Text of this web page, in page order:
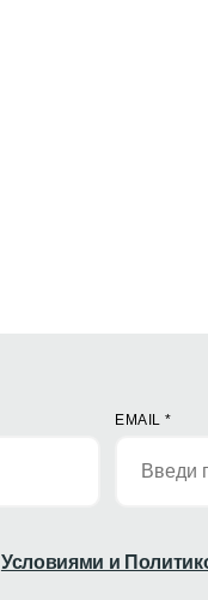
EMAIL*
Условиями и